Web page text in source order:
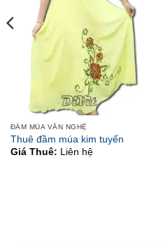
ĐẦM MÚA VĂN NGHỆ
Thuê đầm múa kim tuyến
Giá Thuê: Liên hệ